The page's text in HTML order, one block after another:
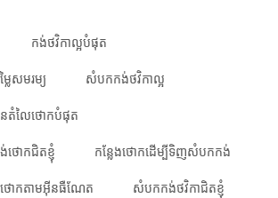
កង់ថវិកាល្អបំផុត
ៃសមរម្យ សំបកកង់ថវិកាល្អ
តំលៃថោកបំផុត
ោកជិតខ្ញុំ កន្លែងថោកដើម្បីទិញសំបកកង់
ោកតាមអ៊ីនធឺណែត សំបកកង់ថវិកាជិតខ្ញុំ